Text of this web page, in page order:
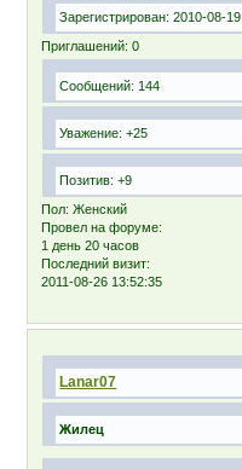
Зарегистрирован: 2010-08-19
Приглашений: 0
Сообщений: 144
Уважение: +25
Позитив: +9
Пол: Женский
Провел на форуме:
1 день 20 часов
Последний визит:
2011-08-26 13:52:35
Lanar07
Жилец